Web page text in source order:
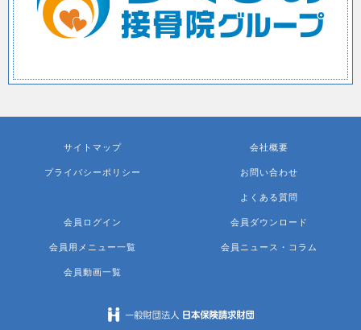
サイトマップ
プライバシーポリシー
会社概要
お問い合わせ
よくある質問
会員ログイン
会員用メニュー一覧
会員動画一覧
会員ダウンロード
会員ニュース・コラム